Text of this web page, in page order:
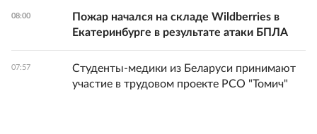
08:00
Пожар начался на складе Wildberries в
Екатеринбурге в результате атаки БПЛА
07:57
Студенты-медики из Беларуси принимают
участие в трудовом проекте РСО "Томич"